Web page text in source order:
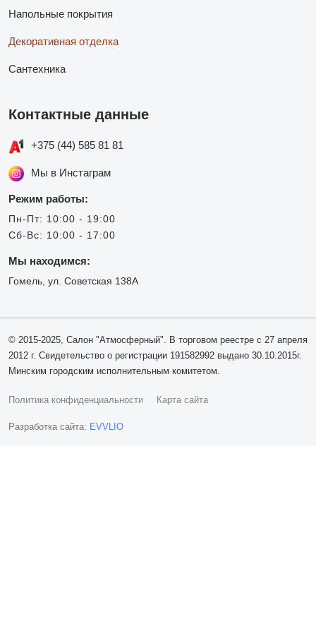
Напольные покрытия
Декоративная отделка
Сантехника
Контактные данные
+375 (44) 585 81 81
Мы в Инстаграм
Режим работы:
Пн-Пт: 10:00 - 19:00
Сб-Вс: 10:00 - 17:00
Мы находимся:
Гомель, ул. Советская 138А
© 2015-2025, Салон "Атмосферный". В торговом реестре с 27 апреля
2012 г. Свидетельство о регистрации 191582992 выдано 30.10.2015г.
Минским городским исполнительным комитетом.
Политика конфиденциальности Карта сайта
Разработка сайта: EVVLIO